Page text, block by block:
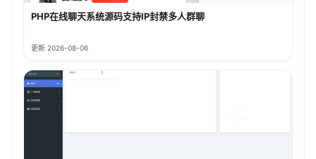
PHP在线聊天系统源码支持IP封禁多人群聊
更新 2026-08-06